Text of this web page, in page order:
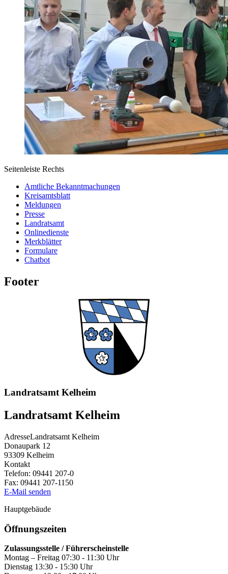
Seitenleiste Rechts
Amtliche Bekanntmachungen
Kreisamtsblatt
Meldungen
Presse
Landratsamt
Onlinedienste
Merkblätter
Formulare
Chatbot
Footer
Landratsamt Kelheim
Landratsamt Kelheim
AdresseLandratsamt Kelheim
Donaupark 12
93309 Kelheim
Kontakt
Telefon: 09441 207-0
Fax: 09441 207-1150
E-Mail senden
Hauptgebäude
Öffnungszeiten
Zulassungsstelle / Führerscheinstelle
Montag – Freitag 07:30 - 11:30 Uhr
Dienstag 13:30 - 15:30 Uhr